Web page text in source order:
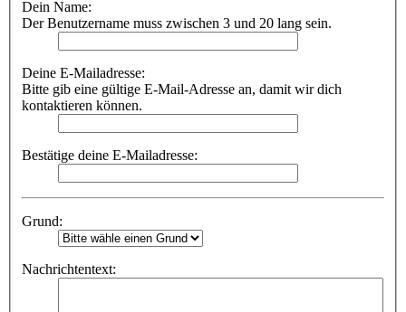
Dein Name:
Der Benutzername muss zwischen 3 und 20 lang sein.
Deine E-Mailadresse:
Bitte gib eine gültige E-Mail-Adresse an, damit wir dich
kontaktieren können.
Bestätige deine E-Mailadresse:
Grund:
Nachrichtentext: